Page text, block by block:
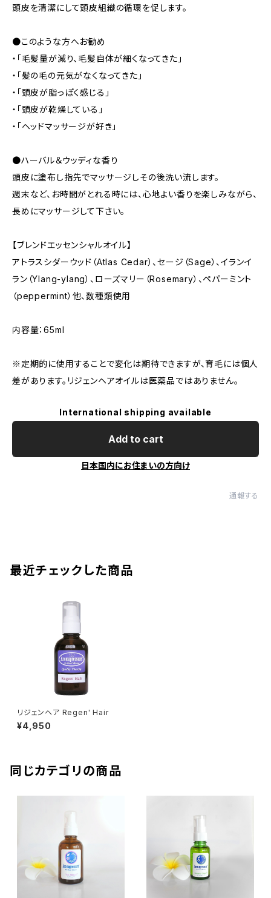
頭皮を清潔にして頭皮組織の循環を促します。
●このような方へお勧め
・「毛髪量が減り、毛髪自体が細くなってきた」
・「髪の毛の元気がなくなってきた」
・「頭皮が脂っぽく感じる」
・「頭皮が乾燥している」
・「ヘッドマッサージが好き」
●ハーバル＆ウッディな香り
頭皮に塗布し指先でマッサージしその後洗い流します。
週末など、お時間がとれる時には、心地よい香りを楽しみながら、
長めにマッサージして下さい。
【ブレンドエッセンシャルオイル】
アトラスシダーウッド（Atlas Cedar）、セージ（Sage）、イランイ
ラン（Ylang-ylang）、ローズマリー（Rosemary）、ペパーミント
（peppermint）他、数種類使用
内容量：65ml
※定期的に使用することで変化は期待できますが、育毛には個人
差があります。リジェンヘアオイルは医薬品ではありません。
International shipping available
Add to cart
日本国内にお住まいの方向け
通報する
最近チェックした商品
リジェンヘア Regen' Hair
¥4,950
同じカテゴリの商品